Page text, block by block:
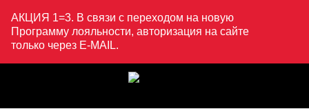
АКЦИЯ 1=3. В связи с переходом на новую
Программу лояльности, авторизация на сайте
только через E-MAIL.